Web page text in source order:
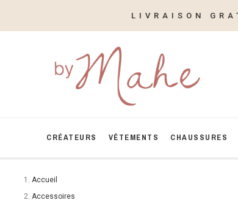
LIVRAISON
CRÉATEURS VÊTEMENTS CHAUSSURES
Accueil
Accessoires